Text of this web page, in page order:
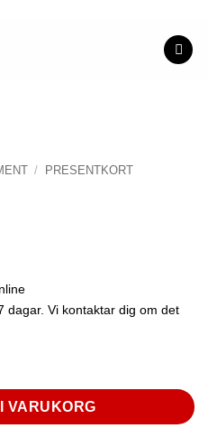
/ PRESENTKORT
dagar. Vi kontaktar dig om det
VARUKORG